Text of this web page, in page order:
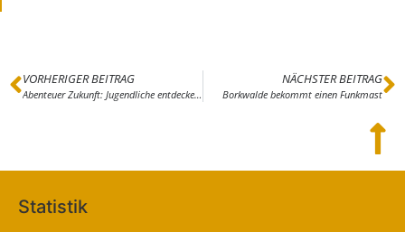
VORHERIGER BEITRAG
Abenteuer Zukunft: Jugendliche entdecken ihre Stärken
NÄCHSTER BEITRAG
Borkwalde bekommt einen Funkmast
Statistik